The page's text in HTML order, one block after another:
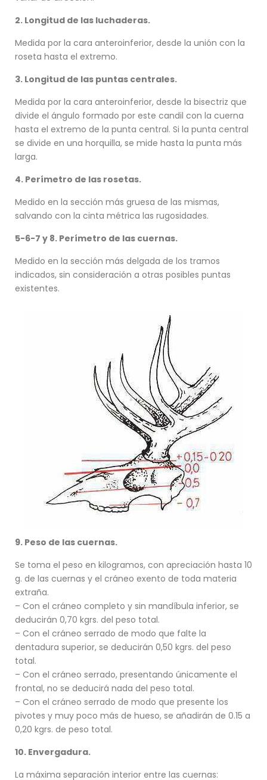
2. Longitud de las luchaderas.
Medida por la cara anteroinferior, desde la unión con la
roseta hasta el extremo.
3. Longitud de las puntas centrales.
Medida por la cara anteroinferior, desde la bisectriz que
divide el ángulo formado por este candil con la cuerna
hasta el extremo de la punta central. Si la punta central
se divide en una horquilla, se mide hasta la punta más
larga.
4. Perímetro de las rosetas.
Medido en la sección más gruesa de las mismas,
salvando con la cinta métrica las rugosidades.
5-6-7 y 8. Perímetro de las cuernas.
Medido en la sección más delgada de los tramos
indicados, sin consideración a otras posibles puntas
existentes.
9. Peso de las cuernas.
Se toma el peso en kilogramos, con apreciación hasta 10
g. de las cuernas y el cráneo exento de toda materia
extraña.
– Con el cráneo completo y sin mandíbula inferior, se
deducirán 0,70 kgrs. del peso total.
– Con el cráneo serrado de modo que falte la
dentadura superior, se deducirán 0,50 kgrs. del peso
total.
– Con el cráneo serrado, presentando únicamente el
frontal, no se deducirá nada del peso total.
– Con el cráneo serrado de modo que presente los
pivotes y muy poco más de hueso, se añadirán de 0.15 a
0,20 kgrs. de peso total.
10. Envergadura.
La máxima separación interior entre las cuernas: